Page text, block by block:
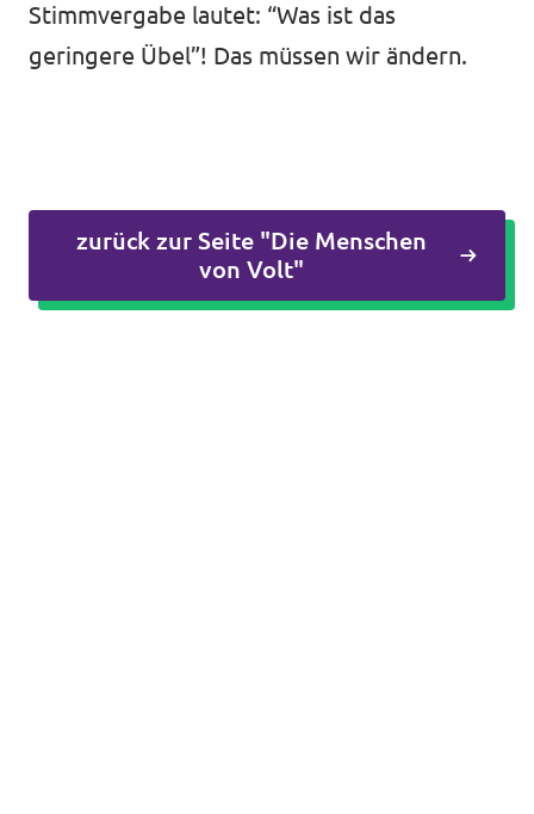
Stimmvergabe lautet: “Was ist das
geringere Übel”! Das müssen wir ändern.
zurück zur Seite "Die Menschen
von Volt"